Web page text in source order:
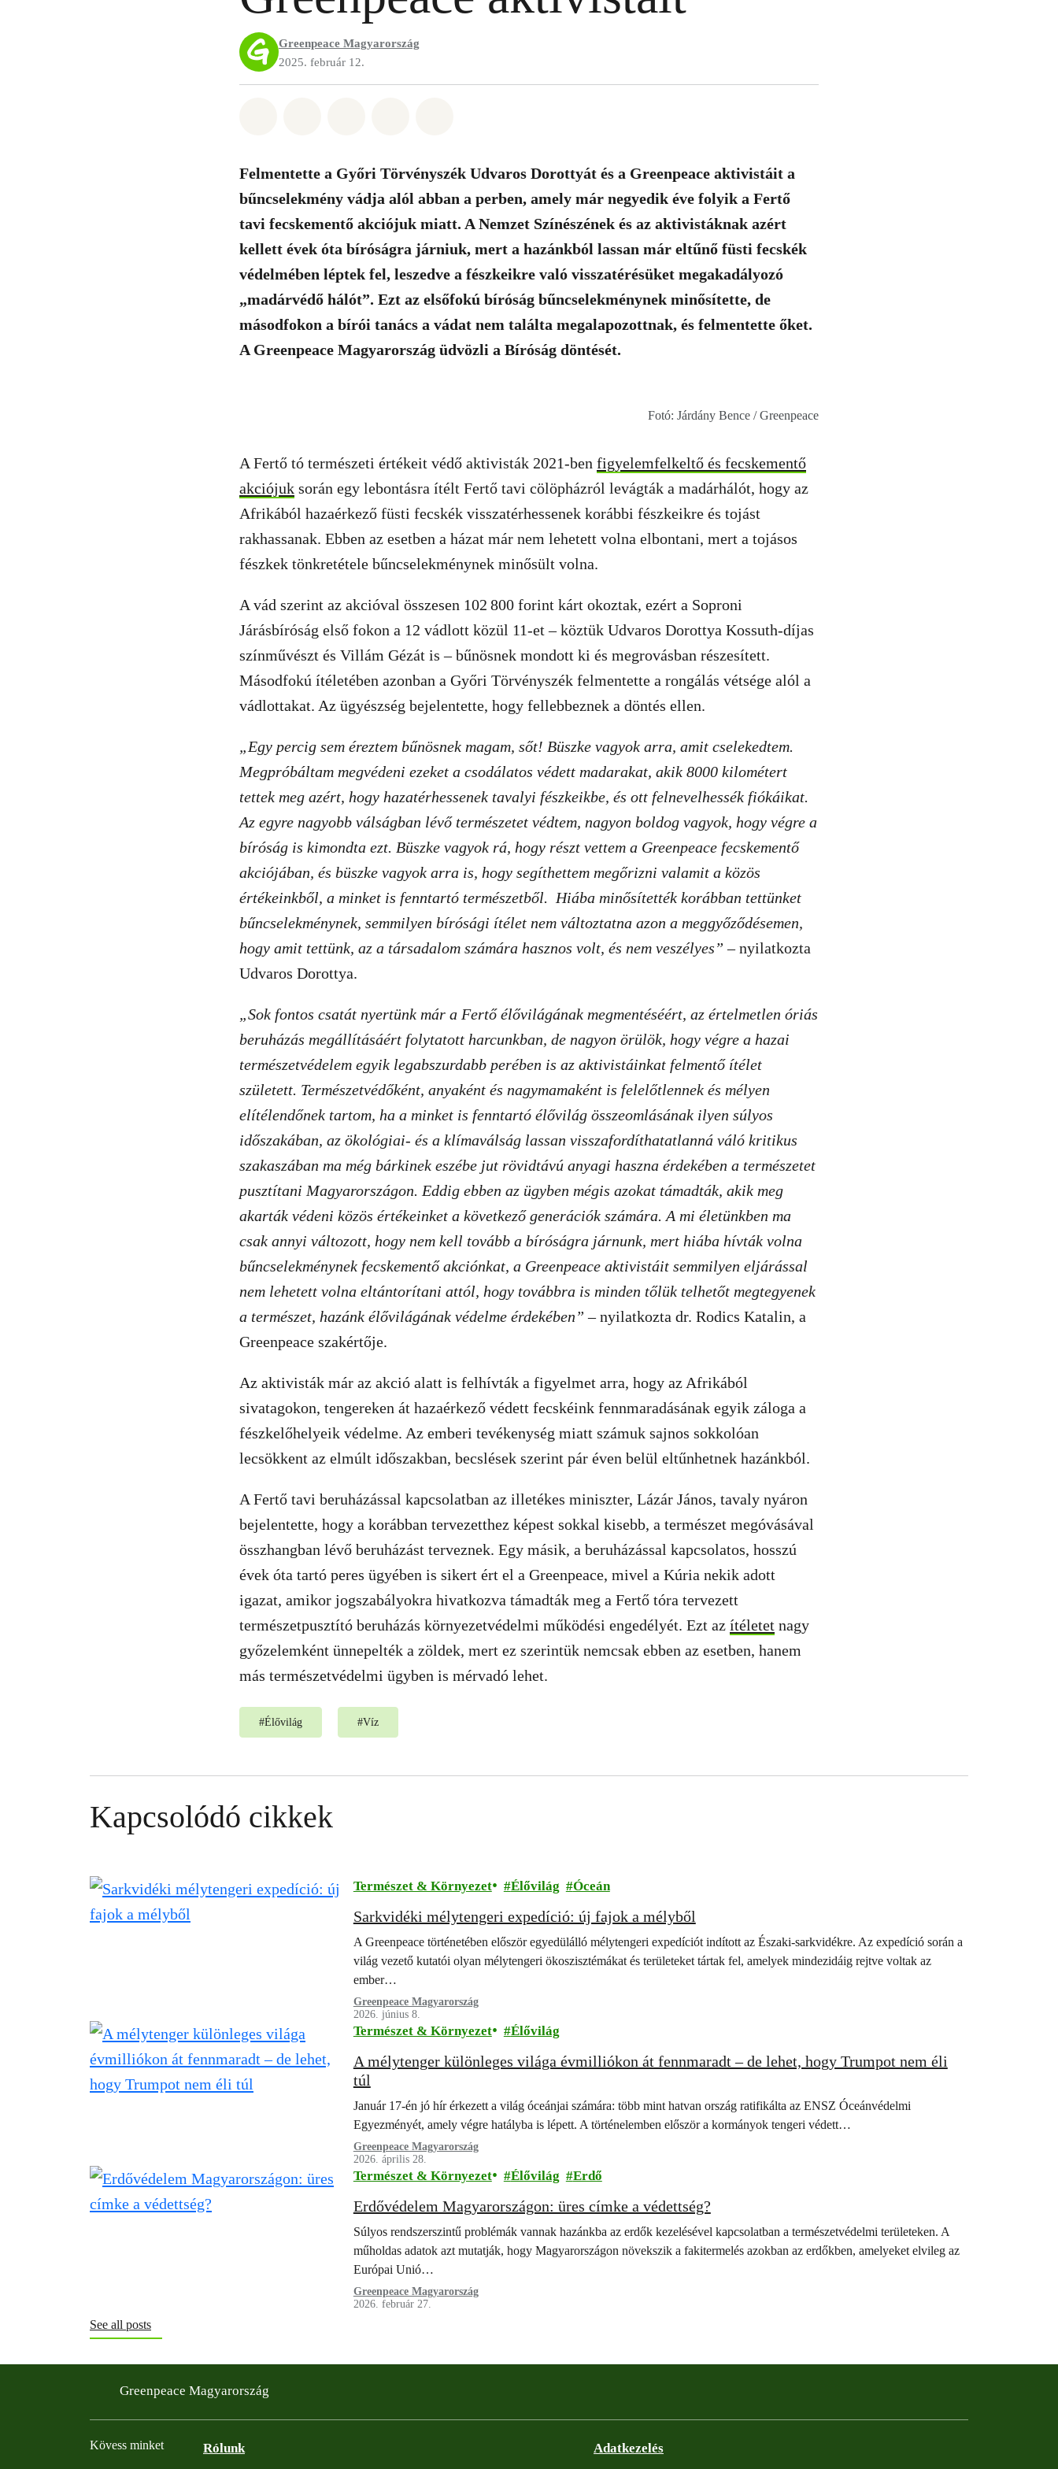
Greenpeace Magyarország
2025. február 12.
Felmentette a Győri Törvényszék Udvaros Dorottyát és a Greenpeace aktivistáit a
bűncselekmény vádja alól abban a perben, amely már negyedik éve folyik a Fertő
tavi fecskementő akciójuk miatt. A Nemzet Színészének és az aktivistáknak azért
kellett évek óta bíróságra járniuk, mert a hazánkból lassan már eltűnő füsti fecskék
védelmében léptek fel, leszedve a fészkeikre való visszatérésüket megakadályozó
„madárvédő hálót”. Ezt az elsőfokú bíróság bűncselekménynek minősítette, de
másodfokon a bírói tanács a vádat nem találta megalapozottnak, és felmentette őket.
A Greenpeace Magyarország üdvözli a Bíróság döntését.
Fotó: Járdány Bence / Greenpeace
A Fertő tó természeti értékeit védő aktivisták 2021-ben figyelemfelkeltő és fecskementő
akciójuk során egy lebontásra ítélt Fertő tavi cölöpházról levágták a madárhálót, hogy az
Afrikából hazaérkező füsti fecskék visszatérhessenek korábbi fészkeikre és tojást
rakhassanak. Ebben az esetben a házat már nem lehetett volna elbontani, mert a tojásos
fészkek tönkretétele bűncselekménynek minősült volna.
A vád szerint az akcióval összesen 102 800 forint kárt okoztak, ezért a Soproni
Járásbíróság első fokon a 12 vádlott közül 11-et – köztük Udvaros Dorottya Kossuth-díjas
színművészt és Villám Gézát is – bűnösnek mondott ki és megrovásban részesített.
Másodfokú ítéletében azonban a Győri Törvényszék felmentette a rongálás vétsége alól a
vádlottakat. Az ügyészség bejelentette, hogy fellebbeznek a döntés ellen.
„Egy percig sem éreztem bűnösnek magam, sőt! Büszke vagyok arra, amit cselekedtem.
Megpróbáltam megvédeni ezeket a csodálatos védett madarakat, akik 8000 kilométert
tettek meg azért, hogy hazatérhessenek tavalyi fészkeikbe, és ott felnevelhessék fiókáikat.
Az egyre nagyobb válságban lévő természetet védtem, nagyon boldog vagyok, hogy végre a
bíróság is kimondta ezt. Büszke vagyok rá, hogy részt vettem a Greenpeace fecskementő
akciójában, és büszke vagyok arra is, hogy segíthettem megőrizni valamit a közös
értékeinkből, a minket is fenntartó természetből. Hiába minősítették korábban tettünket
bűncselekménynek, semmilyen bírósági ítélet nem változtatna azon a meggyőződésemen,
hogy amit tettünk, az a társadalom számára hasznos volt, és nem veszélyes” – nyilatkozta
Udvaros Dorottya.
„Sok fontos csatát nyertünk már a Fertő élővilágának megmentéséért, az értelmetlen óriás
beruházás megállításáért folytatott harcunkban, de nagyon örülök, hogy végre a hazai
természetvédelem egyik legabszurdabb perében is az aktivistáinkat felmentő ítélet
született. Természetvédőként, anyaként és nagymamaként is felelőtlennek és mélyen
elítélendőnek tartom, ha a minket is fenntartó élővilág összeomlásának ilyen súlyos
időszakában, az ökológiai- és a klímaválság lassan visszafordíthatatlanná váló kritikus
szakaszában ma még bárkinek eszébe jut rövidtávú anyagi haszna érdekében a természetet
pusztítani Magyarországon. Eddig ebben az ügyben mégis azokat támadták, akik meg
akarták védeni közös értékeinket a következő generációk számára. A mi életünkben ma
csak annyi változott, hogy nem kell tovább a bíróságra járnunk, mert hiába hívták volna
bűncselekménynek fecskementő akciónkat, a Greenpeace aktivistáit semmilyen eljárással
nem lehetett volna eltántorítani attól, hogy továbbra is minden tőlük telhetőt megtegyenek
a természet, hazánk élővilágának védelme érdekében” – nyilatkozta dr. Rodics Katalin, a
Greenpeace szakértője.
Az aktivisták már az akció alatt is felhívták a figyelmet arra, hogy az Afrikából
sivatagokon, tengereken át hazaérkező védett fecskéink fennmaradásának egyik záloga a
fészkelőhelyeik védelme. Az emberi tevékenység miatt számuk sajnos sokkolóan
lecsökkent az elmúlt időszakban, becslések szerint pár éven belül eltűnhetnek hazánkból.
A Fertő tavi beruházással kapcsolatban az illetékes miniszter, Lázár János, tavaly nyáron
bejelentette, hogy a korábban tervezetthez képest sokkal kisebb, a természet megóvásával
összhangban lévő beruházást terveznek. Egy másik, a beruházással kapcsolatos, hosszú
évek óta tartó peres ügyében is sikert ért el a Greenpeace, mivel a Kúria nekik adott
igazat, amikor jogszabályokra hivatkozva támadták meg a Fertő tóra tervezett
természetpusztító beruházás környezetvédelmi működési engedélyét. Ezt az ítéletet nagy
győzelemként ünnepelték a zöldek, mert ez szerintük nemcsak ebben az esetben, hanem
más természetvédelmi ügyben is mérvadó lehet.
#Élővilág #Víz
Kapcsolódó cikkek
Természet & Környezet Élővilág Óceán
Sarkvidéki mélytengeri expedíció: új fajok a mélyből
A Greenpeace történetében először egyedülálló mélytengeri expedíciót indított az Északi-sarkvidékre. Az expedíció során a
világ vezető kutatói olyan mélytengeri ökoszisztémákat és területeket tártak fel, amelyek mindezidáig rejtve voltak az
ember…
Greenpeace Magyarország
2026. június 8.
Természet & Környezet Élővilág
A mélytenger különleges világa évmilliókon át fennmaradt – de lehet, hogy Trumpot nem éli
túl
Január 17-én jó hír érkezett a világ óceánjai számára: több mint hatvan ország ratifikálta az ENSZ Óceánvédelmi
Egyezményét, amely végre hatályba is lépett. A történelemben először a kormányok tengeri védett…
Greenpeace Magyarország
2026. április 28.
Természet & Környezet Élővilág Erdő
Erdővédelem Magyarországon: üres címke a védettség?
Súlyos rendszerszintű problémák vannak hazánkba az erdők kezelésével kapcsolatban a természetvédelmi területeken. A
műholdas adatok azt mutatják, hogy Magyarországon növekszik a fakitermelés azokban az erdőkben, amelyeket elvileg az
Európai Unió…
Greenpeace Magyarország
2026. február 27.
See all posts
Greenpeace Magyarország
Kövess minket Rólunk Adatkezelés